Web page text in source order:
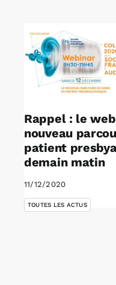
Rechercher:
Annonces emploi
Rappel : le
nouveau
patient
demain matin
11/12/2020
TOUTES LES ACTUS